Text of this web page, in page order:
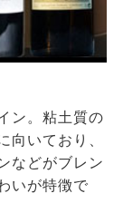
ン。粘土質の
向いており、
などがブレン
いが特徴で